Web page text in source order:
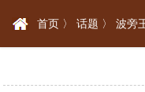
首页 〉 话题 〉 波旁